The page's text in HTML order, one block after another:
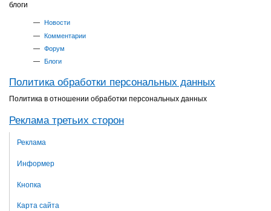
блоги
Новости
Комментарии
Форум
Блоги
Политика обработки персональных данных
Политика в отношении обработки персональных данных
Реклама третьих сторон
Реклама
Информер
Кнопка
Карта сайта